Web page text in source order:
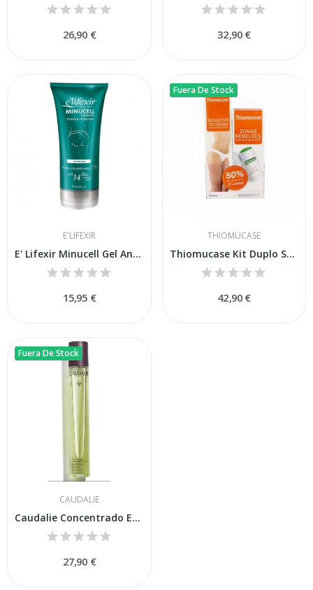
26,90 € 32,90 €
E'LIFEXIR
E' Lifexir Minucell Gel Anticelulitico 200 ml
15,95 €
Fuera De Stock
THIOMUCASE
Thiomucase Kit Duplo Stick Zonas Rebeldes +...
42,90 €
Fuera De Stock
CAUDALIE
Caudalie Concentrado Esbeltez 75ml
27,90 €